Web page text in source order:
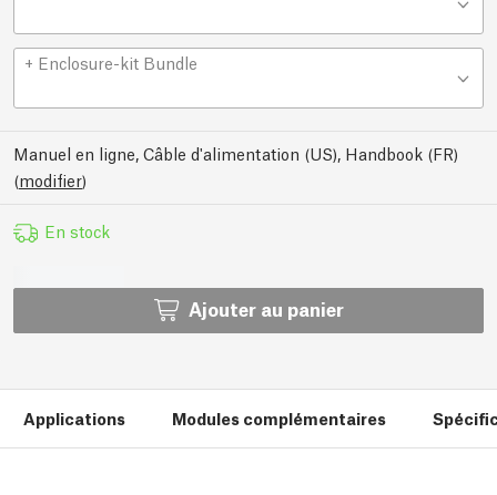
+ Enclosure-kit Bundle
Manuel en ligne, Câble d'alimentation (US), Handbook (FR)
(modifier)
En stock
Ajouter au panier
Applications Modules complémentaires